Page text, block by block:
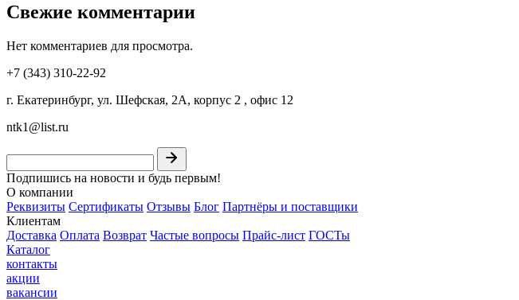
Свежие комментарии
Нет комментариев для просмотра.
+7 (343) 310-22-92
г. Екатеринбург, ул. Шефская, 2А, корпус 2 , офис 12
ntk1@list.ru
Подпишись на новости и будь первым!
О компании
Реквизиты Сертификаты Отзывы Блог Партнёры и поставщики
Клиентам
Доставка Оплата Возврат Частые вопросы Прайс-лист ГОСТы
Каталог
контакты
акции
вакансии